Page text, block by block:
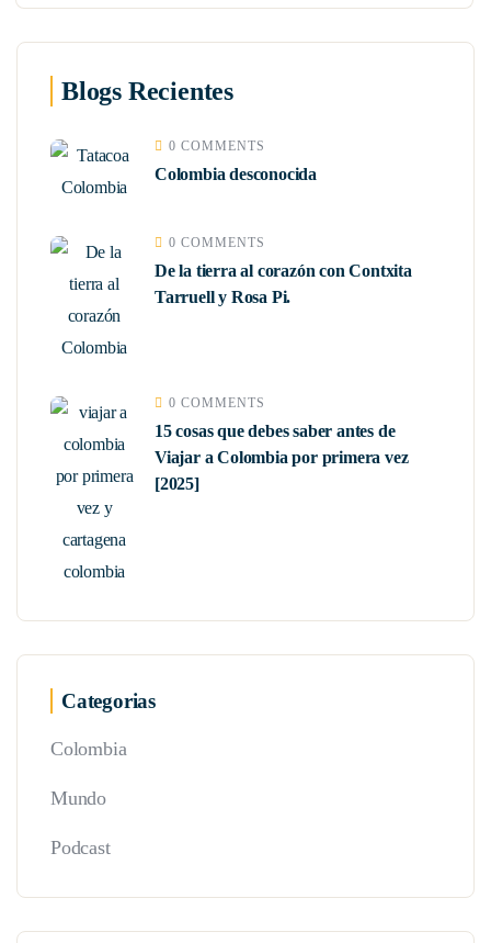
Blogs Recientes
0 COMMENTS
Colombia desconocida
0 COMMENTS
De la tierra al corazón con Contxita
Tarruell y Rosa Pi.
0 COMMENTS
15 cosas que debes saber antes de
Viajar a Colombia por primera vez
[2025]
Categorias
Colombia
Mundo
Podcast